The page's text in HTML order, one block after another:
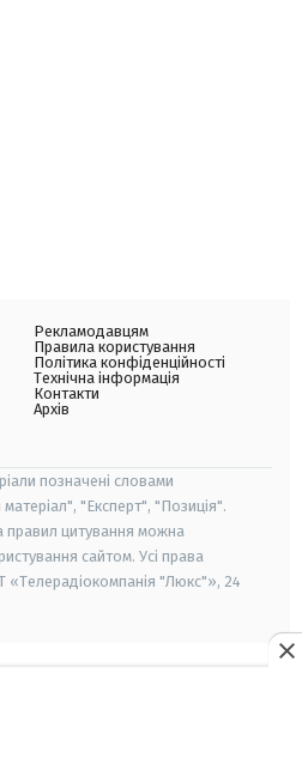
Рекламодавцям
Правила користування
Політика конфіденційності
Технічна інформація
Контакти
Архів
позначені словами
"Експерт", "Позиція".
цитування можна
сайтом. Усі права
"Люкс"», 24